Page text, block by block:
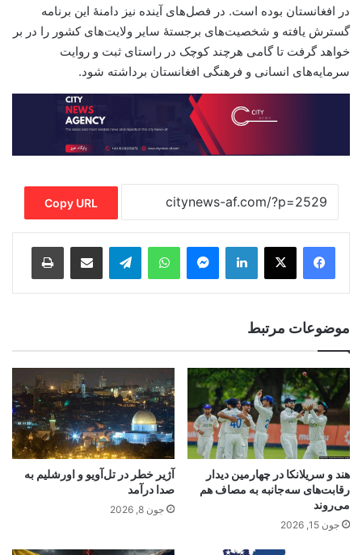
در افغانستان بوده است. در فصل‌های آینده نیز دامنهٔ این برنامه
گسترش یافته و شخصیت‌های برجستهٔ سایر ولایت‌های کشور را در بر
خواهد گرفت تا گامی هرچند کوچک در راستای ثبت و روایت
سرمایه‌های انسانی و فرهنگی افغانستان برداشته شود.
Copy URL
LinkedIn
Messenger
WhatsApp
Telegram
Share via Email
Print
موضوعات مرتبط
هند و سریلانکا در چهارمین دیدار
رقابت‌های سه‌جانبه به مصاف هم
می‌روند
جون 15, 2026
آژیر خطر در تل‌آویو و اورشلیم به
صدا درآمد
جون 8, 2026